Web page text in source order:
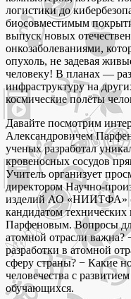
логистики до
биосовместимым
выпуск новых
онкозаболеваниями,
опухоль, не задевая
человеку! В планах —
инфраструктуру на
космические полёты
Давайте посмотрим
Александровичем
ученых разработал
кровеносных сосудов
Учитель организует
директором Научно-
изделий АО «НИИТФА»
кандидатом
Парфеновым. Вопросы
атомной отрасли
разработки в атомной
сферу страны? − Какие
человечества с
обучающихся.